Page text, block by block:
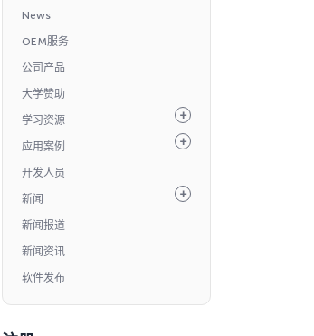
News
OEM服务
公司产品
大学赞助
学习资源
应用案例
开发人员
新闻
新闻报道
新闻资讯
软件发布